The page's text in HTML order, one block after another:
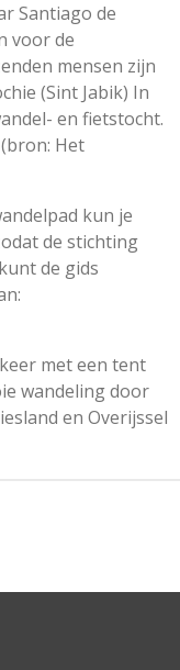
Santiago de
voor de
mensen zijn
(Sint Jabik) In
en fietstocht.
Het
kun je
de stichting
de gids
met een tent
wandeling door
en Overijssel